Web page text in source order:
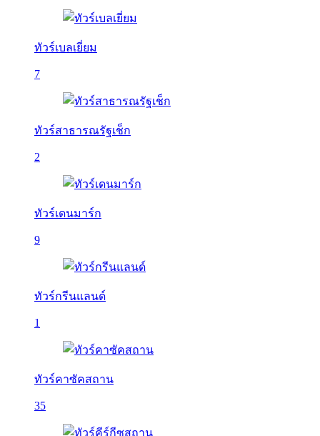
ทัวร์เบลเยี่ยม
7
ทัวร์สาธารณรัฐเช็ก
2
ทัวร์เดนมาร์ก
9
ทัวร์กรีนแลนด์
1
ทัวร์คาซัคสถาน
35